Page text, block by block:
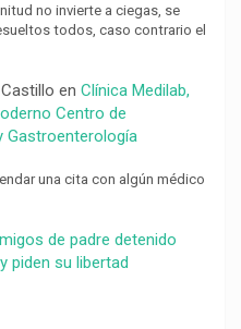
no invierte a ciegas, se
todos, caso contrario el
en Clínica Medilab,
Centro de
Gastroenterología
una cita con algún médico
de padre detenido
piden su libertad